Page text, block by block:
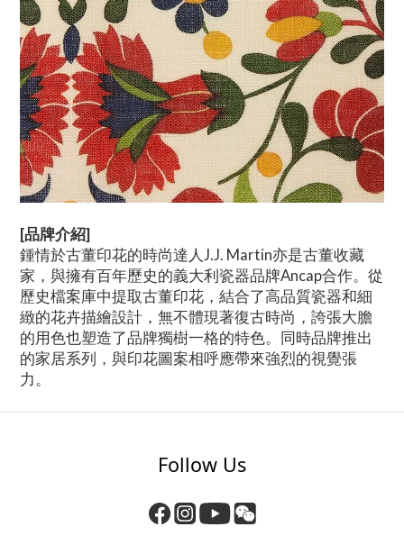
[品牌介紹]
鍾情於古董印花的時尚達人J.J. Martin亦是古董收藏
家，與擁有百年歷史的義大利瓷器品牌Ancap合作。從
歷史檔案庫中提取古董印花，結合了高品質瓷器和細
緻的花卉描繪設計，無不體現著復古時尚，誇張大膽
的用色也塑造了品牌獨樹一格的特色。同時品牌推出
的家居系列，與印花圖案相呼應帶來強烈的視覺張
力。
Follow Us